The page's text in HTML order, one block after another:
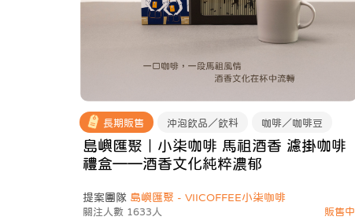
長期販售 沖泡飲品／飲料 咖啡／咖啡豆
島嶼匯聚｜小柒咖啡 馬祖酒香 濾掛咖啡
禮盒——酒香文化純粹濃郁
提案團隊 島嶼匯聚 - VIICOFFEE小柒咖啡
關注人數 1633人 販售中